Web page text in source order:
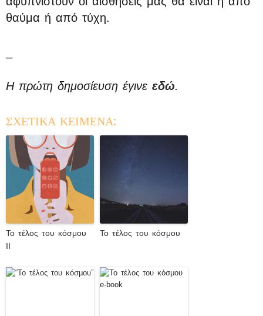
θαύμα ή από τύχη.
Η πρώτη δημοσίευση έγινε εδώ.
ΣΧΕΤΙΚΑ ΚΕΙΜΕΝΑ:
Το τέλος του κόσμου
ΙΙ
Το τέλος του κόσμου